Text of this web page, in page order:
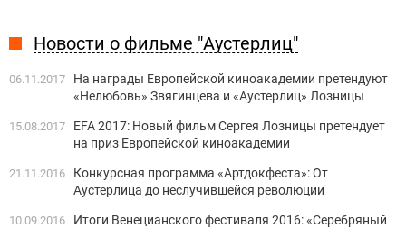
Новости о фильме "Аустерлиц"
06.11.2017
На награды Европейской киноакадемии претендуют
«Нелюбовь» Звягинцева и «Аустерлиц» Лозницы
15.08.2017
EFA 2017: Новый фильм Сергея Лозницы претендует
на приз Европейской киноакадемии
21.11.2016
Конкурсная программа «Артдокфеста»: От
Аустерлица до неслучившейся революции
10.09.2016
Итоги Венецианского фестиваля 2016: «Серебряный